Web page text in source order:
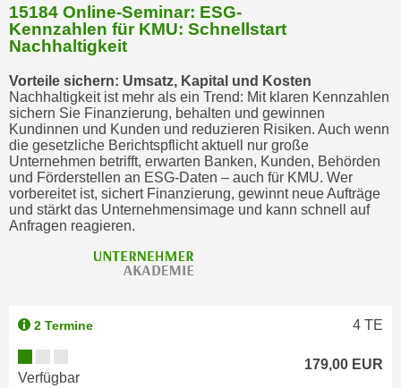
15184 Online-Seminar: ESG-
Kennzahlen für KMU: Schnellstart
Nachhaltigkeit
Vorteile sichern: Umsatz, Kapital und Kosten
Nachhaltigkeit ist mehr als ein Trend: Mit klaren Kennzahlen
sichern Sie Finanzierung, behalten und gewinnen
Kundinnen und Kunden und reduzieren Risiken. Auch wenn
die gesetzliche Berichtspflicht aktuell nur große
Unternehmen betrifft, erwarten Banken, Kunden, Behörden
und Förderstellen an ESG-Daten – auch für KMU. Wer
vorbereitet ist, sichert Finanzierung, gewinnt neue Aufträge
und stärkt das Unternehmensimage und kann schnell auf
Anfragen reagieren.
2 Termine 4 TE
Verfügbar
179,00 EUR
i
n
s
t
e
l
l
u
n
g
e